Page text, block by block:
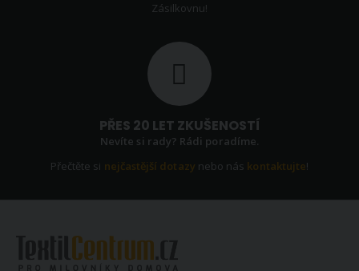
Zásilkovnu!
PŘES 20 LET ZKUŠENOSTÍ
Nevíte si rady? Rádi poradíme.
Přečtěte si nejčastější dotazy nebo nás kontaktujte!